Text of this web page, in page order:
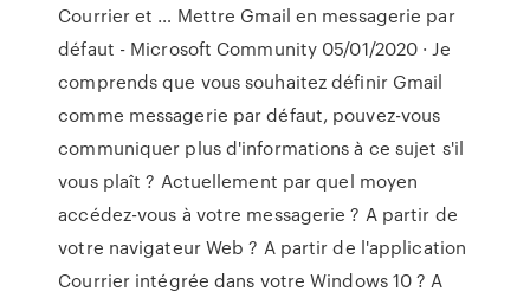
Courrier et … Mettre Gmail en messagerie par
défaut - Microsoft Community 05/01/2020 · Je
comprends que vous souhaitez définir Gmail
comme messagerie par défaut, pouvez-vous
communiquer plus d'informations à ce sujet s'il
vous plaît ? Actuellement par quel moyen
accédez-vous à votre messagerie ? A partir de
votre navigateur Web ? A partir de l'application
Courrier intégrée dans votre Windows 10 ? A